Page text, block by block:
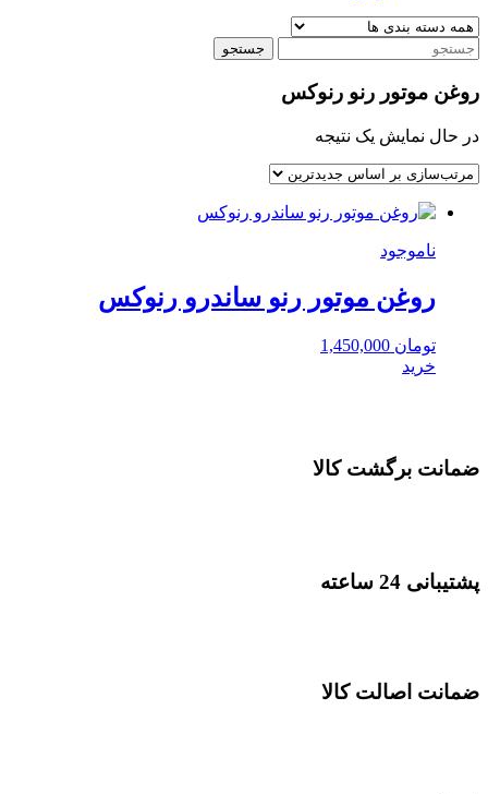
جستجو
روغن موتور رنو رنوکس
در حال نمایش یک نتیجه
ناموجود
روغن موتور رنو ساندرو رنوکس
تومان
خرید
ضمانت برگشت کالا
پشتیبانی 24 ساعته
ضمانت اصالت کالا